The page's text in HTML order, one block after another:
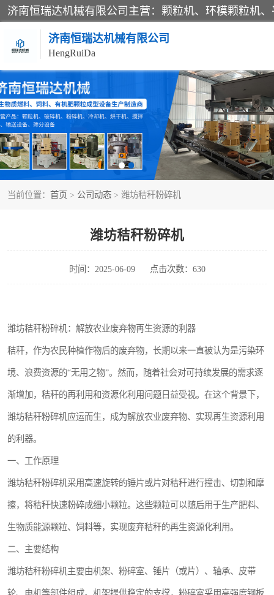
济南恒瑞达机械有限公司
HengRuiDa
当前位置： 首页 > 公司动态 > 潍坊秸秆粉碎机
潍坊秸秆粉碎机
时间：2025-06-09 点击次数：630
潍坊秸秆粉碎机：解放农业废弃物再生资源的利器
秸秆，作为农民种植作物后的废弃物，长期以来一直被认为是污染环
境、浪费资源的“无用之物”。然而，随着社会对可持续发展的需求逐
渐增加，秸秆的再利用和资源化利用问题日益受视。在这个背景下，
潍坊秸秆粉碎机应运而生，成为解放农业废弃物、实现再生资源利用
的利器。
一、工作原理
潍坊秸秆粉碎机采用高速旋转的锤片或片对秸秆进行撞击、切割和摩
擦，将秸秆快速粉碎成细小颗粒。这些颗粒可以随后用于生产肥料、
生物质能源颗粒、饲料等，实现废弃秸秆的再生资源化利用。
二、主要结构
潍坊秸秆粉碎机主要由机架、粉碎室、锤片（或片）、轴承、皮带
颗粒机
平模颗粒机
秸秆颗粒机
燃料颗粒机
滚筒筛
锯末滚筒筛